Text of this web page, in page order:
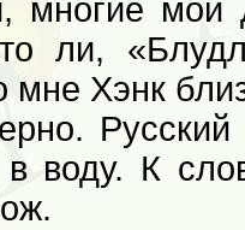
многие мои
ли,
мне Хэнк
Русский
воду. К